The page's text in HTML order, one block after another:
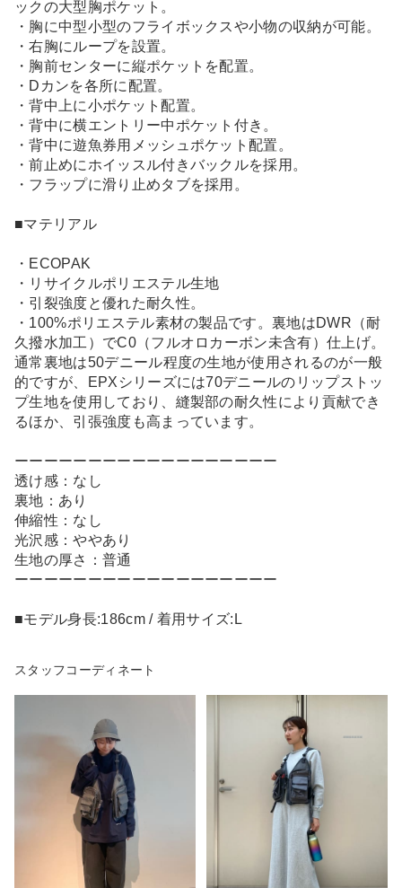
ックの大型胸ポケット。
・胸に中型小型のフライボックスや小物の収納が可能。
・右胸にループを設置。
・胸前センターに縦ポケットを配置。
・Dカンを各所に配置。
・背中上に小ポケット配置。
・背中に横エントリー中ポケット付き。
・背中に遊魚券用メッシュポケット配置。
・前止めにホイッスル付きバックルを採用。
・フラップに滑り止めタブを採用。
■マテリアル
・ECOPAK
・リサイクルポリエステル生地
・引裂強度と優れた耐久性。
・100%ポリエステル素材の製品です。裏地はDWR（耐
久撥水加工）でC0（フルオロカーボン未含有）仕上げ。
通常裏地は50デニール程度の生地が使用されるのが一般
的ですが、EPXシリーズには70デニールのリップストッ
プ生地を使用しており、縫製部の耐久性により貢献でき
るほか、引張強度も高まっています。
ーーーーーーーーーーーーーーーーーー
透け感：なし
裏地：あり
伸縮性：なし
光沢感：ややあり
生地の厚さ：普通
ーーーーーーーーーーーーーーーーーー
■モデル身長:186cm / 着用サイズ:L
スタッフコーディネート